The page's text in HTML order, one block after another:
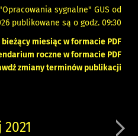
sygnalne" GUS od
publikowane są o godz. 09:30
miesiąc w formacie PDF
roczne w formacie PDF
zmiany terminów publikacji
2021